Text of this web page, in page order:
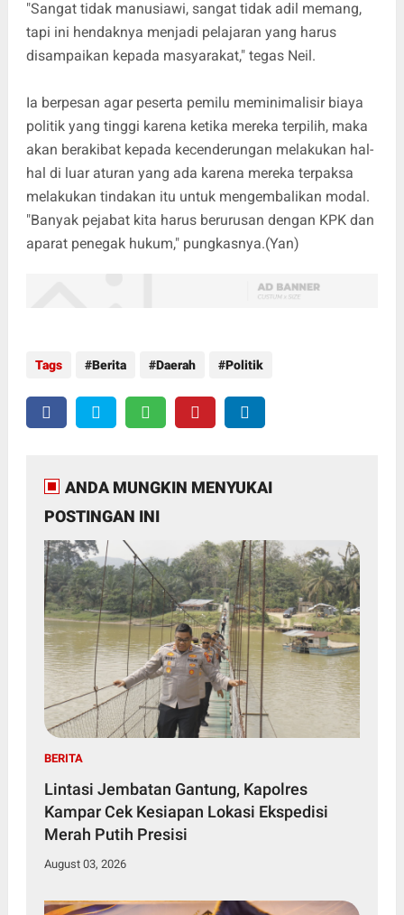
"Sangat tidak manusiawi, sangat tidak adil memang,
tapi ini hendaknya menjadi pelajaran yang harus
disampaikan kepada masyarakat," tegas Neil.
Ia berpesan agar peserta pemilu meminimalisir biaya
politik yang tinggi karena ketika mereka terpilih, maka
akan berakibat kepada kecenderungan melakukan hal-
hal di luar aturan yang ada karena mereka terpaksa
melakukan tindakan itu untuk mengembalikan modal.
"Banyak pejabat kita harus berurusan dengan KPK dan
aparat penegak hukum," pungkasnya.(Yan)
Tags Berita Daerah Politik
ANDA MUNGKIN MENYUKAI
POSTINGAN INI
BERITA
Lintasi Jembatan Gantung, Kapolres
Kampar Cek Kesiapan Lokasi Ekspedisi
Merah Putih Presisi
August 03, 2026